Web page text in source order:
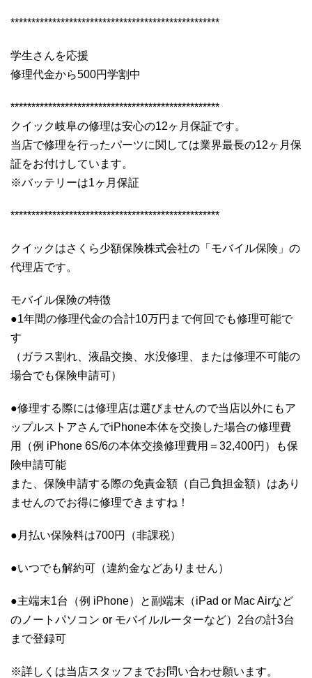
**************************************************
学生さんを応援
修理代金から500円学割中
**************************************************
クイック岐阜の修理は安心の12ヶ月保証です。
当店で修理を行ったパーツに関しては業界最長の12ヶ月保
証をお付けしています。
※バッテリーは1ヶ月保証
**************************************************
クイックはさくら少額保険株式会社の「モバイル保険」の
代理店です。
モバイル保険の特徴
●1年間の修理代金の合計10万円まで何回でも修理可能で
す
（ガラス割れ、液晶交換、水没修理、または修理不可能の
場合でも保険申請可）
●修理する際には修理店は選びませんので当店以外にもア
ップルストアさんでiPhone本体を交換した場合の修理費
用（例 iPhone 6S/6の本体交換修理費用＝32,400円）も保
険申請可能
また、保険申請する際の免責金額（自己負担金額）はあり
ませんのでお得に修理できますね！
●月払い保険料は700円（非課税）
●いつでも解約可（違約金などありません）
●主端末1台（例 iPhone）と副端末（iPad or Mac Airなど
のノートパソコン or モバイルルーターなど）2台の計3台
まで登録可
※詳しくは当店スタッフまでお問い合わせ願います。